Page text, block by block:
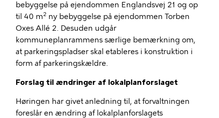
bebyggelse på ejendommen Englandsvej 21 og op
til 40 m2 ny bebyggelse på ejendommen Torben
Oxes Allé 2. Desuden udgår
kommuneplanrammens særlige bemærkning om,
at parkeringspladser skal etableres i konstruktion i
form af parkeringskældre.
Forslag til ændringer af lokalplanforslaget
Høringen har givet anledning til, at forvaltningen
foreslår en ændring af lokalplanforslagets